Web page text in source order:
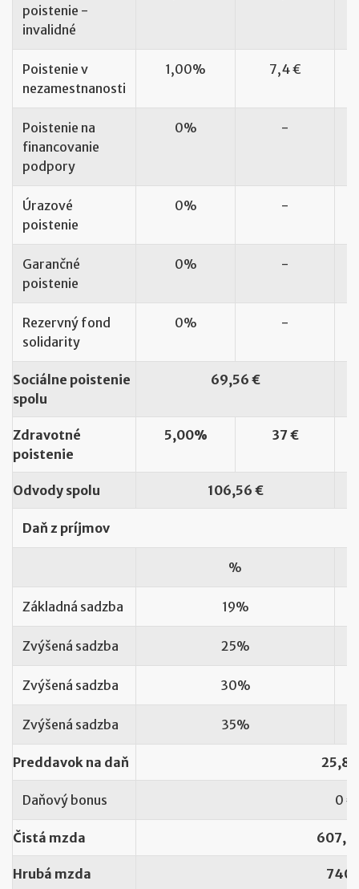
poistenie -
invalidné
Poistenie v
nezamestnanosti
1,00% 7,4 €
Poistenie na
financovanie
podpory
0% -
Úrazové
poistenie
0% -
Garančné
poistenie
0% -
Rezervný fond
solidarity
0% -
Sociálne poistenie
spolu
69,56 €
Zdravotné
poistenie
5,00% 37 €
Odvody spolu 106,56 €
Daň z príjmov
%
Základná sadzba 19%
Zvýšená sadzba 25%
Zvýšená sadzba 30%
Zvýšená sadzba 35%
Preddavok na daň
Daňový bonus 0 €
Čistá mzda
Hrubá mzda 740